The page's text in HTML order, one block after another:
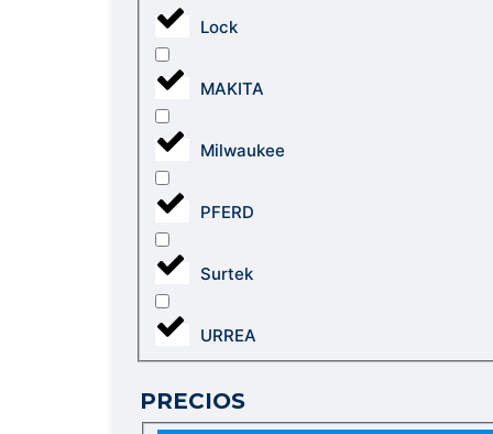
Lock
MAKITA
Milwaukee
PFERD
Surtek
URREA
PRECIOS